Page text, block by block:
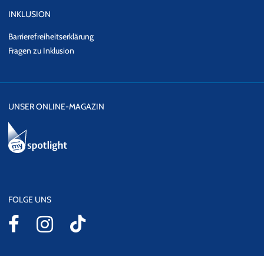
INKLUSION
Barrierefreiheitserklärung
Fragen zu Inklusion
UNSER ONLINE-MAGAZIN
FOLGE UNS